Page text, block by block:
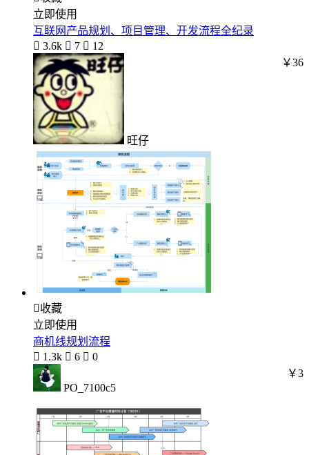
立即使用
互联网产品规划、项目管理、开发流程全纪录
 3.6k  7  12
旺仔
￥36
收藏
立即使用
商机线规划流程
 1.3k  6  0
PO_7100c5
￥3